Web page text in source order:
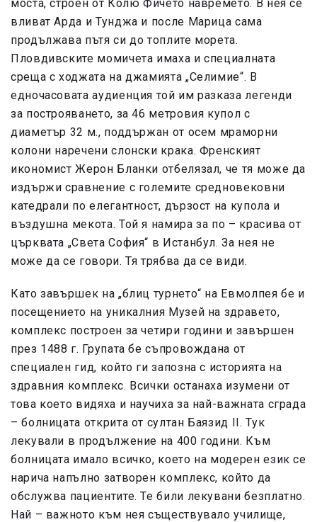
моста, строен от Колю Фичето навремето. В нея се
вливат Арда и Тунджа и после Марица сама
продължава пътя си до топлите морета.
Пловдивските момичета имаха и специалната
среща с ходжата на джамията „Селимие“. В
едночасовата аудиенция той им разказа легенди
за построяването, за 46 метровия купол с
диаметър 32 м., поддържан от осем мраморни
колони наречени слонски крака. Френският
икономист Жерон Бланки отбелязал, че тя може да
издържи сравнение с големите средновековни
катедрали по елегантност, дързост на купола и
въздушна мекота. Той я намира за по – красива от
църквата „Света София“ в Истанбул. За нея не
може да се говори. Тя трябва да се види.
Като завършек на „блиц турнето“ на Евмолпея бе и
посещението на уникалния Музей на здравето,
комплекс построен за четири години и завършен
през 1488 г. Групата бе съпровождана от
специален гид, който ги запозна с историята на
здравния комплекс. Всички останаха изумени от
това което видяха и научиха за най-важната сграда
– болницата открита от султан Баязид II. Тук
лекували в продължение на 400 години. Към
болницата имало всичко, което на модерен език се
нарича напълно затворен комплекс, който да
обслужва пациентите. Те били лекувани безплатно.
Най – важното към нея съществувало училище,